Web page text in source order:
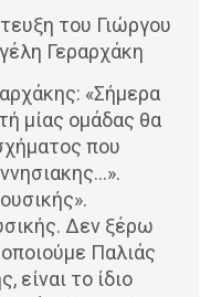
του Γιώργου
Γεραρχάκη
«Σήμερα
μίας ομάδας θα
που
Δεν ξέρω
Παλιάς
είναι το ίδιο